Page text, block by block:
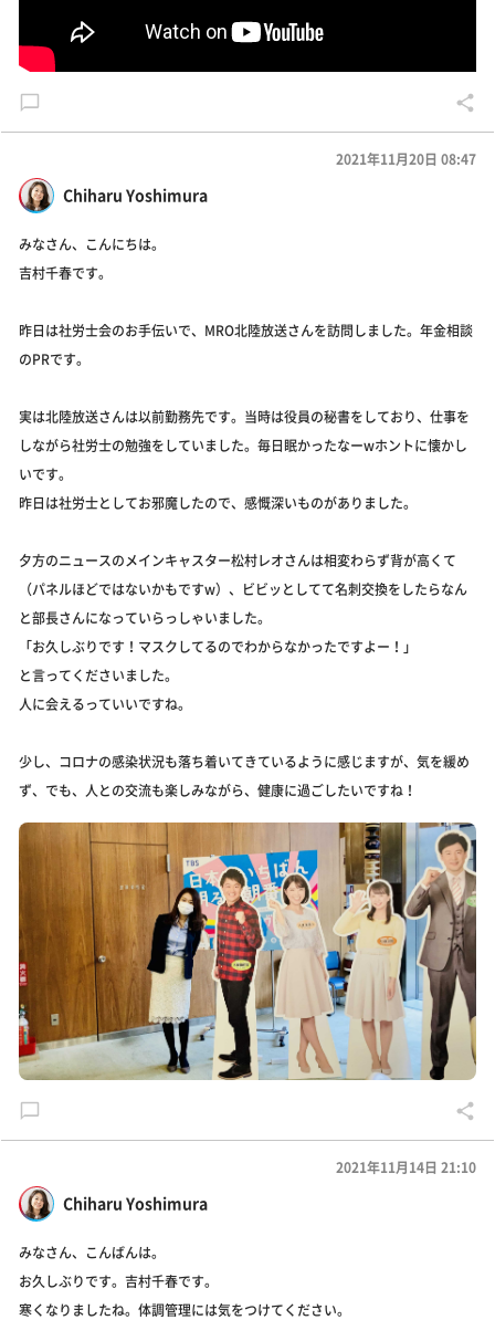
Chiharu Yoshimura
2021年11月20日 08:47
みなさん、こんにちは。
吉村千春です。
昨日は社労士会のお手伝いで、MRO北陸放送さんを訪問しました。年金相談
のPRです。
実は北陸放送さんは以前勤務先です。当時は役員の秘書をしており、仕事を
しながら社労士の勉強をしていました。毎日眠かったなーwホントに懐かし
いです。
昨日は社労士としてお邪魔したので、感慨深いものがありました。
夕方のニュースのメインキャスター松村レオさんは相変わらず背が高くて
（パネルほどではないかもですw）、ビビッとしてて名刺交換をしたらなん
と部長さんになっていらっしゃいました。
「お久しぶりです！マスクしてるのでわからなかったですよー！」
と言ってくださいました。
人に会えるっていいですね。
少し、コロナの感染状況も落ち着いてきているように感じますが、気を緩め
ず、でも、人との交流も楽しみながら、健康に過ごしたいですね！
Chiharu Yoshimura
2021年11月14日 21:10
みなさん、こんばんは。
お久しぶりです。吉村千春です。
寒くなりましたね。体調管理には気をつけてください。